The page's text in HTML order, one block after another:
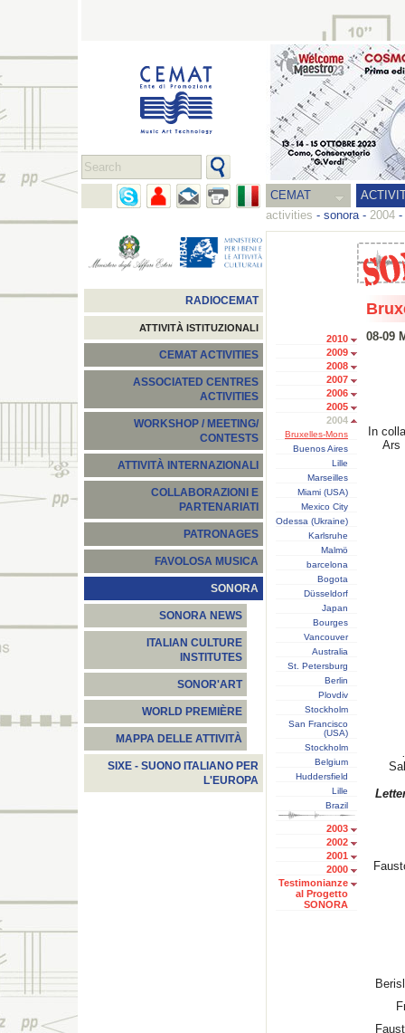
CEMAT
activities - sonora- 2004 -
RADIOCEMAT
ATTIVITÀ ISTITUZIONALI
CEMAT ACTIVITIES
ASSOCIATED CENTRES
ACTIVITIES
WORKSHOP / MEETING/
CONTESTS
ATTIVITÀ INTERNAZIONALI
COLLABORAZIONI E
PARTENARIATI
PATRONAGES
FAVOLOSA MUSICA
SONORA
SONORA NEWS
ITALIAN CULTURE
INSTITUTES
SONOR'ART
WORLD PREMIÈRE
MAPPA DELLE ATTIVITÀ
SIXE - SUONO ITALIANO PER
L'EUROPA
2010
2009
2008
2007
2006
2005
2004
Bruxelles-Mons
Buenos Aires
Lille
Marseilles
Miami (USA)
Mexico City
Odessa (Ukraine)
Karlsruhe
Malmö
barcelona
Bogota
Düsseldorf
Japan
Bourges
Vancouver
Australia
St. Petersburg
Berlin
Plovdiv
Stockholm
San Francisco
(USA)
Stockholm
Belgium
Huddersfield
Lille
Brazil
2003
2002
2001
2000
Testimonianze
al Progetto
SONORA
08-09
In
Ars